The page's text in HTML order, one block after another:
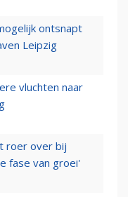
ontsnapt
Leipzig
vluchten naar
roer over bij
fase van groei'